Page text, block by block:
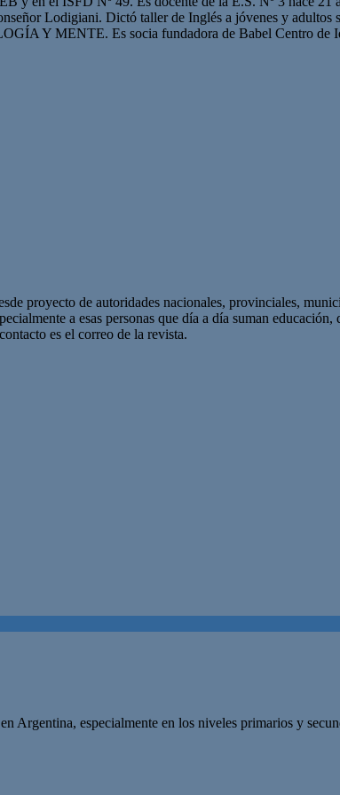
Lodigiani. Dictó taller de Inglés a jóvenes y adultos
Y MENTE. Es socia fundadora de Babel Centro de
proyecto de autoridades nacionales, provinciales,
a esas personas que día a día suman educación,
es el correo de la revista.
Argentina, especialmente en los niveles primarios y